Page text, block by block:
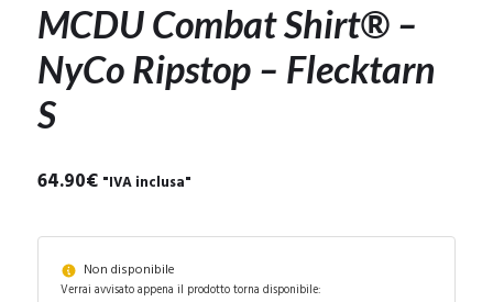
MCDU Combat Shirt® –
NyCo Ripstop – Flecktarn
S
64.90€ "IVA inclusa"
Non disponibile
Verrai avvisato appena il prodotto torna disponibile: